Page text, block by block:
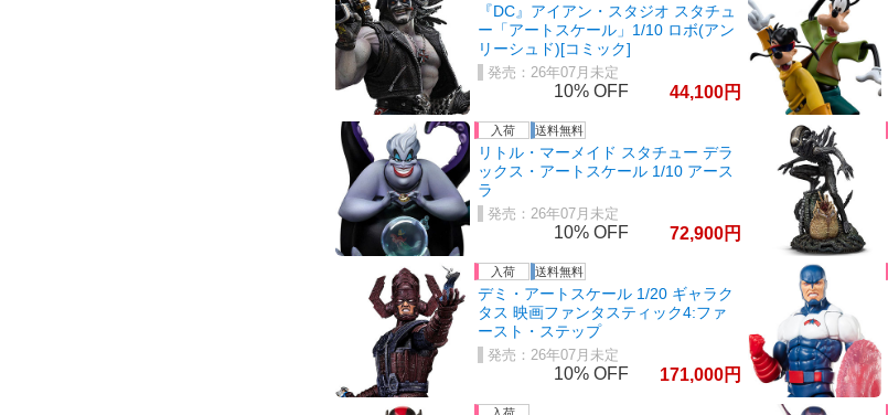
『DC』アイアン・スタジオ スタチュ
ー「アートスケール」1/10 ロボ(アン
リーシュド)[コミック]
26年07月未定
10% 44,100
リトル・マーメイド スタチュー デラ
ックス・アートスケール 1/10 アース
ラ
26年07月未定
10% 72,900
デミ・アートスケール 1/20 ギャラク
タス 映画ファンタスティック4:ファ
ースト・ステップ
26年07月未定
10% 171,000